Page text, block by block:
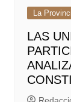
La
LAS